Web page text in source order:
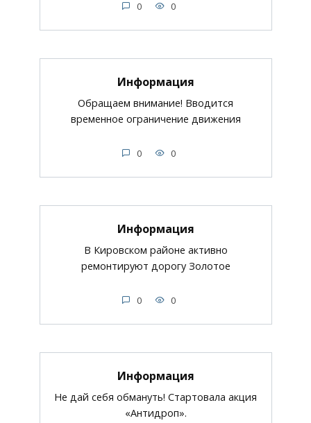
0 0
Информация
Обращаем внимание! Вводится
временное ограничение движения
0 0
Информация
В Кировском районе активно
ремонтируют дорогу Золотое
0 0
Информация
Не дай себя обмануть! Стартовала акция
«Антидроп».